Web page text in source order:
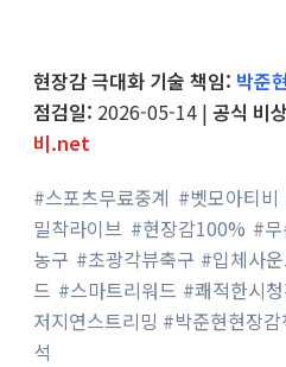
현장감 극대화 기술 책임: 박준현
점검일: 2026-05-14 | 공식 비
비.net
#스포츠무료중계 #벳모아티
밀착라이브 #현장감100% #
농구 #초광각뷰축구 #입체사
드 #스마트리워드 #쾌적한시
저지연스트리밍 #박준현현장
석